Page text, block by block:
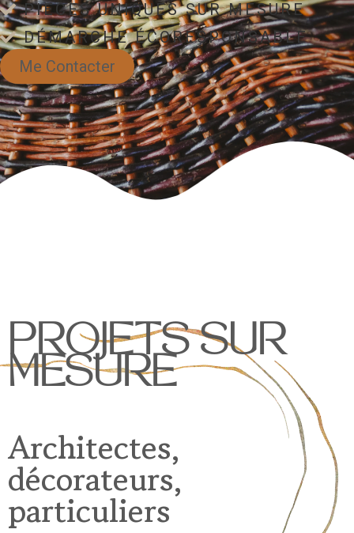
PIECES UNIQUES SUR MESURE
DÉMARCHE ÉCORESPONSABLE
Me Contacter
PROJETS SUR
MESURE
Architectes,
décorateurs,
particuliers